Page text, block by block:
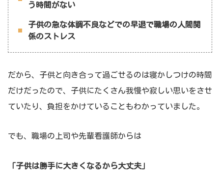
う時間がない
子供の急な体調不良などでの早退で職場の人間関
係のストレス
だから、子供と向き合って過ごせるのは寝かしつけの時間
だけだったので、子供にたくさん我慢や寂しい思いをさせ
ていたり、負担をかけていることもわかっていました。
でも、職場の上司や先輩看護師からは
「子供は勝手に大きくなるから大丈夫」